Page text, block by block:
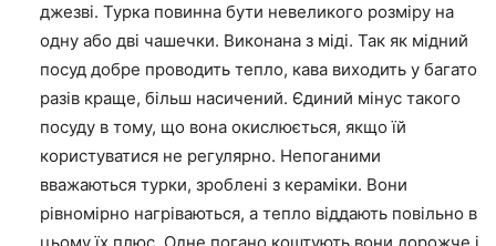
джезві. Турка повинна бути невеликого розміру на
одну або дві чашечки. Виконана з міді. Так як мідний
посуд добре проводить тепло, кава виходить у багато
разів краще, більш насичений. Єдиний мінус такого
посуду в тому, що вона окислюється, якщо їй
користуватися не регулярно. Непоганими
вважаються турки, зроблені з кераміки. Вони
рівномірно нагріваються, а тепло віддають повільно в